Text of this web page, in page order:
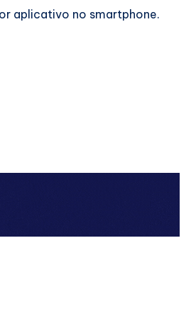
aplicativo no smartphone.